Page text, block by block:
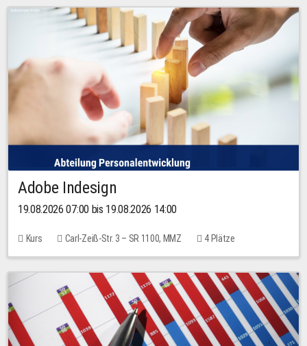
Adobe Indesign
19.08.2026 07:00 bis 19.08.2026 14:00
Kurs Carl-Zeiß-Str. 3 – SR 1100, MMZ 4 Plätze